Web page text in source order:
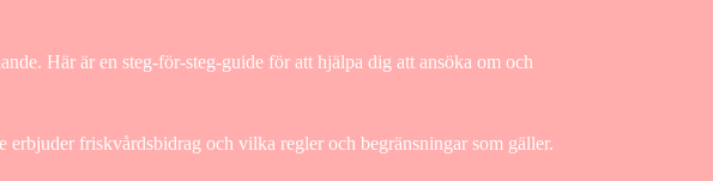
Här är en steg-för-steg-guide för att hjälpa dig att ansöka om och
friskvårdsbidrag och vilka regler och begränsningar som gäller.